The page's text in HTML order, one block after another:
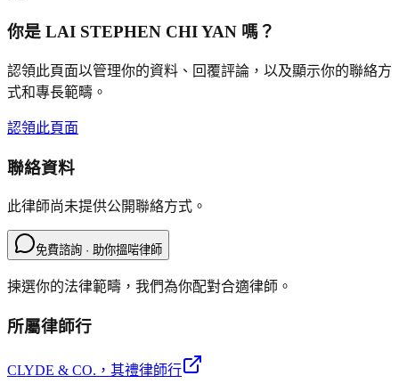
你是 LAI STEPHEN CHI YAN 嗎？
認領此頁面以管理你的資料、回覆評論，以及顯示你的聯絡方
式和專長範疇。
認領此頁面
聯絡資料
此律師尚未提供公開聯絡方式。
免費諮詢 · 助你搵啱律師
揀選你的法律範疇，我們為你配對合適律師。
所屬律師行
CLYDE & CO. ，其禮律師行